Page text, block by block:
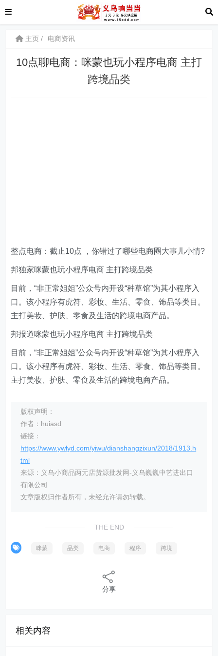
主页 电商资讯
10点聊电商：咪蒙也玩小程序电商 主打
跨境品类
整点电商：截止10点 ，你错过了哪些电商圈大事儿小情?
邦独家咪蒙也玩小程序电商 主打跨境品类
目前，“非正常姐姐”公众号内开设“种草馆”为其小程序入
口。该小程序有虎符、彩妆、生活、零食、饰品等类目。
主打美妆、护肤、零食及生活的跨境电商产品。
邦报道咪蒙也玩小程序电商 主打跨境品类
目前，“非正常姐姐”公众号内开设“种草馆”为其小程序入
口。该小程序有虎符、彩妆、生活、零食、饰品等类目。
主打美妆、护肤、零食及生活的跨境电商产品。
版权声明：
作者：huiasd
链接：
https://www.ywlyd.com/yiwu/dianshangzixun/2018/1913.h
tml
来源：义乌小商品两元店货源批发网-义乌巍巍中艺进出口
有限公司
文章版权归作者所有，未经允许请勿转载。
THE END
咪蒙 品类 电商 程序 跨境
分享
相关内容